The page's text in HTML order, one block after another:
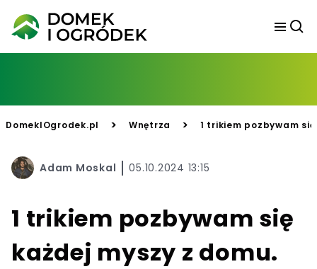
DomekIOgrodek.pl > Wnętrza > 1 trikiem pozbywam
Adam Moskal 05.10.2024 13:15
1 trikiem pozbywam się
każdej myszy z domu.